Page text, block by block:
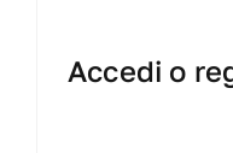
Accedi o